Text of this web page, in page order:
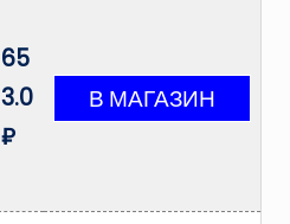
65
3.0
₽